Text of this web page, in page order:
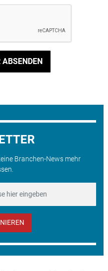
Branchen-News mehr